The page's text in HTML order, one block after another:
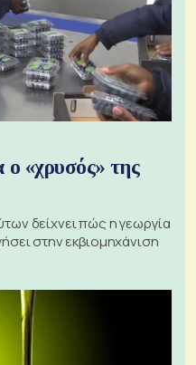
«χρυσός» της
δείχνει πώς η γεωργία
στην εκβιομηχάνιση